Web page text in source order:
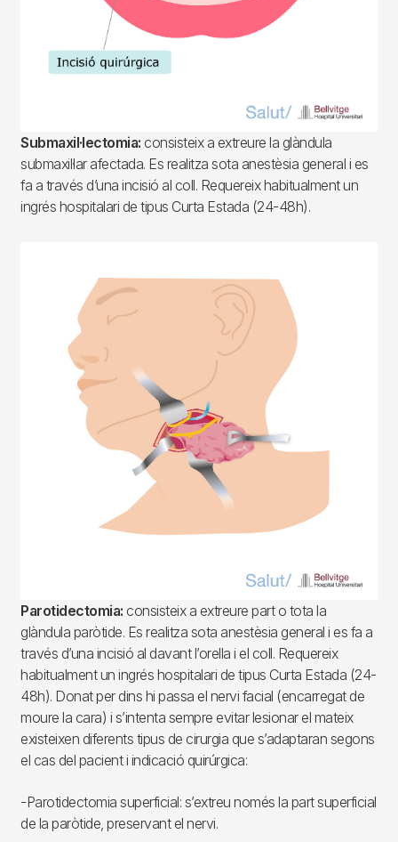
Submaxil·lectomia: consisteix a extreure la glàndula
submaxil·lar afectada. Es realitza sota anestèsia general i es
fa a través d’una incisió al coll. Requereix habitualment un
ingrés hospitalari de tipus Curta Estada (24-48h).
Parotidectomia: consisteix a extreure part o tota la
glàndula paròtide. Es realitza sota anestèsia general i es fa a
través d’una incisió al davant l’orella i el coll. Requereix
habitualment un ingrés hospitalari de tipus Curta Estada (24-
48h). Donat per dins hi passa el nervi facial (encarregat de
moure la cara) i s’intenta sempre evitar lesionar el mateix
existeixen diferents tipus de cirurgia que s’adaptaran segons
el cas del pacient i indicació quirúrgica:
-Parotidectomia superficial: s’extreu només la part superficial
de la paròtide, preservant el nervi.